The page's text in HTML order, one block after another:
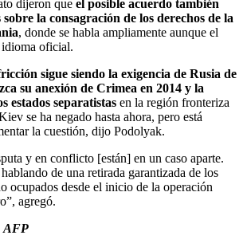
dijeron que el posible acuerdo también
la consagración de los derechos de la
, donde se habla ampliamente aunque el
oficial.
sigue siendo la exigencia de Rusia de
su anexión de Crimea en 2014 y la
estados separatistas en la región fronteriza
se ha negado hasta ahora, pero está
la cuestión, dijo Podolyak.
y en conflicto [están] en un caso aparte.
de una retirada garantizada de los
ocupados desde el inicio de la operación
agregó.
AFP